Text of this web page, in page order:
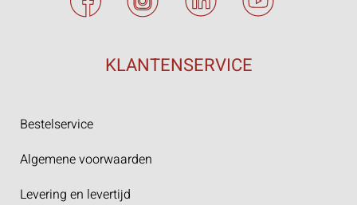
KLANTENSERVICE
Bestelservice
Algemene voorwaarden
Levering en levertijd